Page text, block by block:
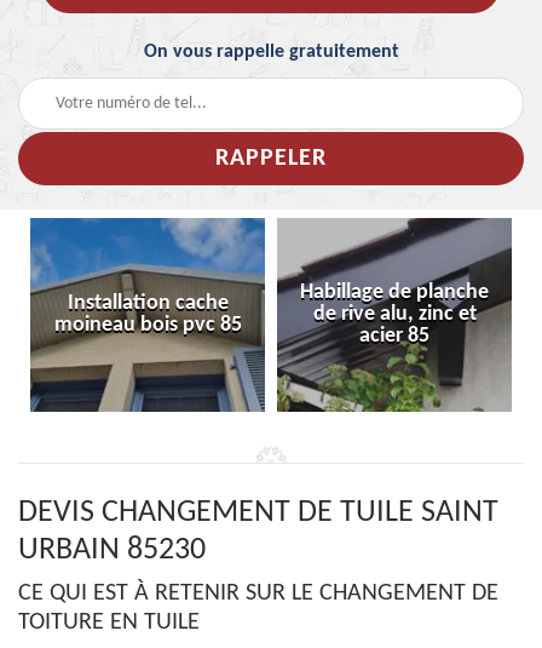
On vous rappelle gratuitement
Installation cache
moineau bois pvc 85
Habillage de planche
de rive alu, zinc et
acier 85
DEVIS CHANGEMENT DE TUILE SAINT
URBAIN 85230
CE QUI EST À RETENIR SUR LE CHANGEMENT DE
TOITURE EN TUILE